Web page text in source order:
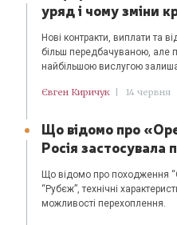
уряд і чому зміни
Нові контракти, виплати та
більш передбачуваною, але
найбільшою вислугою
Євген Киричук | 14 червня
Що відомо про
Росія застосувала
Що відомо про походження
“Рубєж”, технічні
можливості перехоплення.